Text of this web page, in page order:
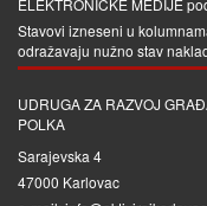
Stavovi izneseni u
odražavaju nužno stav
UDRUGA ZA RAZVOJ
POLKA
Sarajevska 4
47000 Karlovac